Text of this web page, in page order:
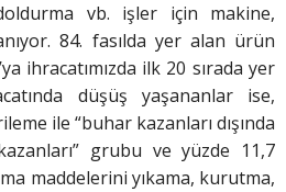
vb. işler için makine,
84. fasılda yer alan ürün
ihracatımızda ilk 20 sırada yer
düşüş yaşananlar ise,
ile “buhar kazanları dışında
grubu ve yüzde 11,7
maddelerini yıkama, kurutma,